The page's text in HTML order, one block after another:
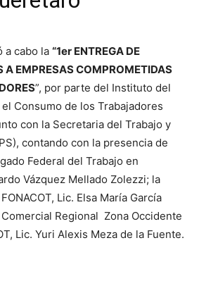
a cabo la “1er ENTREGA DE
A EMPRESAS COMPROMETIDAS
”, por parte del Instituto del
Consumo de los Trabajadores
con la Secretaria del Trabajo y
contando con la presencia de
Federal del Trabajo en
Vázquez Mellado Zolezzi; la
Lic. Elsa María García
Regional Zona Occidente
Lic. Yuri Alexis Meza de la Fuente.